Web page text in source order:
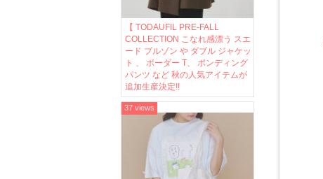
【 TODAUFIL PRE-FALL
COLLECTION こなれ感漂う スエ
ード ブルゾン や ダブル ジャケッ
ト 、 ボーダー T、 ボンディング
パンツ など 秋の人気アイテムが
追加生産決定!!
37 views